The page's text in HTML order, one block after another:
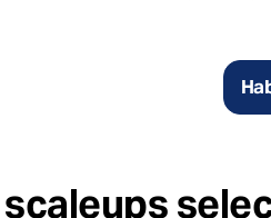
scaleups